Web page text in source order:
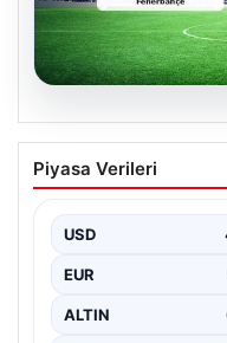
CANLI |
Maç Anlatımı
Piyasa Verileri
USD
EUR
ALTIN